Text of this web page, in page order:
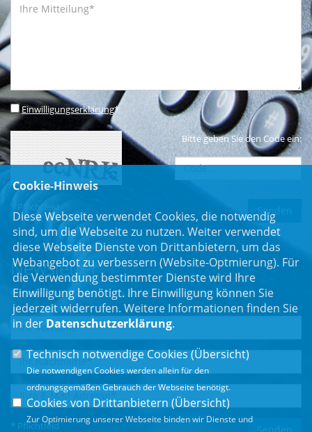
Einwilligungserklärung*
Bitte geben Sie den Code ein:
* Pflichtfeld
Newsletter
Erhalten Sie Neuigkeiten aus dem Landtag und der Region.
* Pflichtfeld
Cookie-Hinweis
Diese Webseite verwendet Cookies, die notwendig
sind, um die Webseite zu nutzen. Weiter verwendet
diese Webseite Dienste von Drittanbietern, um das
Webangebot zu verbessern (Website-Optmierung). Für
die Verwendung bestimmter Dienste wird Ihre
Einwilligung benötigt. Ihre Einwilligung können Sie
jederzeit widerrufen. Weitere Informationen finden Sie
in der Datenschutzerklärung.
Technisch notwendige Cookies (Übersicht)
Die notwendigen Cookies werden allein für den
ordnungsgemäßen Gebrauch der Webseite benötigt.
Cookies von Drittanbietern (Übersicht)
Zur Optimierung unserer Webseite binden wir Dienste und